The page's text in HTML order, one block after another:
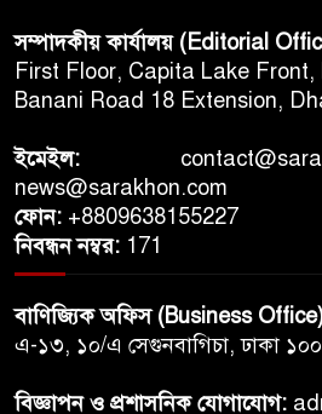
সম্পাদকীয় কার্যালয় (Editorial
First Floor, Capita Lake Front,
Banani Road 18 Extension,
ইমেইল:
news@sarakhon.com
ফোন: +8809638155227
নিবন্ধন নম্বর: 171
বাণিজ্যিক অফিস (Business
এ-১৩, ১০/এ সেগুনবাগিচা, ঢাকা
বিজ্ঞাপন ও প্রশাসনিক যোগাযোগ: